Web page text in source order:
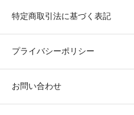
特定商取引法に基づく表記
プライバシーポリシー
お問い合わせ